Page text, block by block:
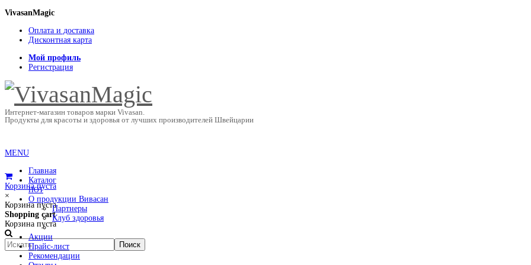
VivasanMagic
Оплата и доставка
Дисконтная карта
Мой профиль
Регистрация
Интернет-магазин товаров марки Vivasan.
Продукты для красоты и здоровья от лучших производителей Швейцарии
Корзина пуста
×
Корзина пуста
Shopping cart
Корзина пуста
MENU
Главная
Каталог
HOT
О продукции Вивасан
Партнеры
Клуб здоровья
Акции
Прайс-лист
Рекомендации